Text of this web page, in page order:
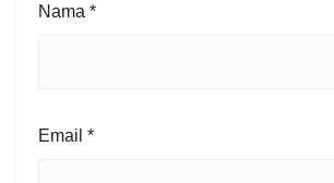
Nama *
Email *